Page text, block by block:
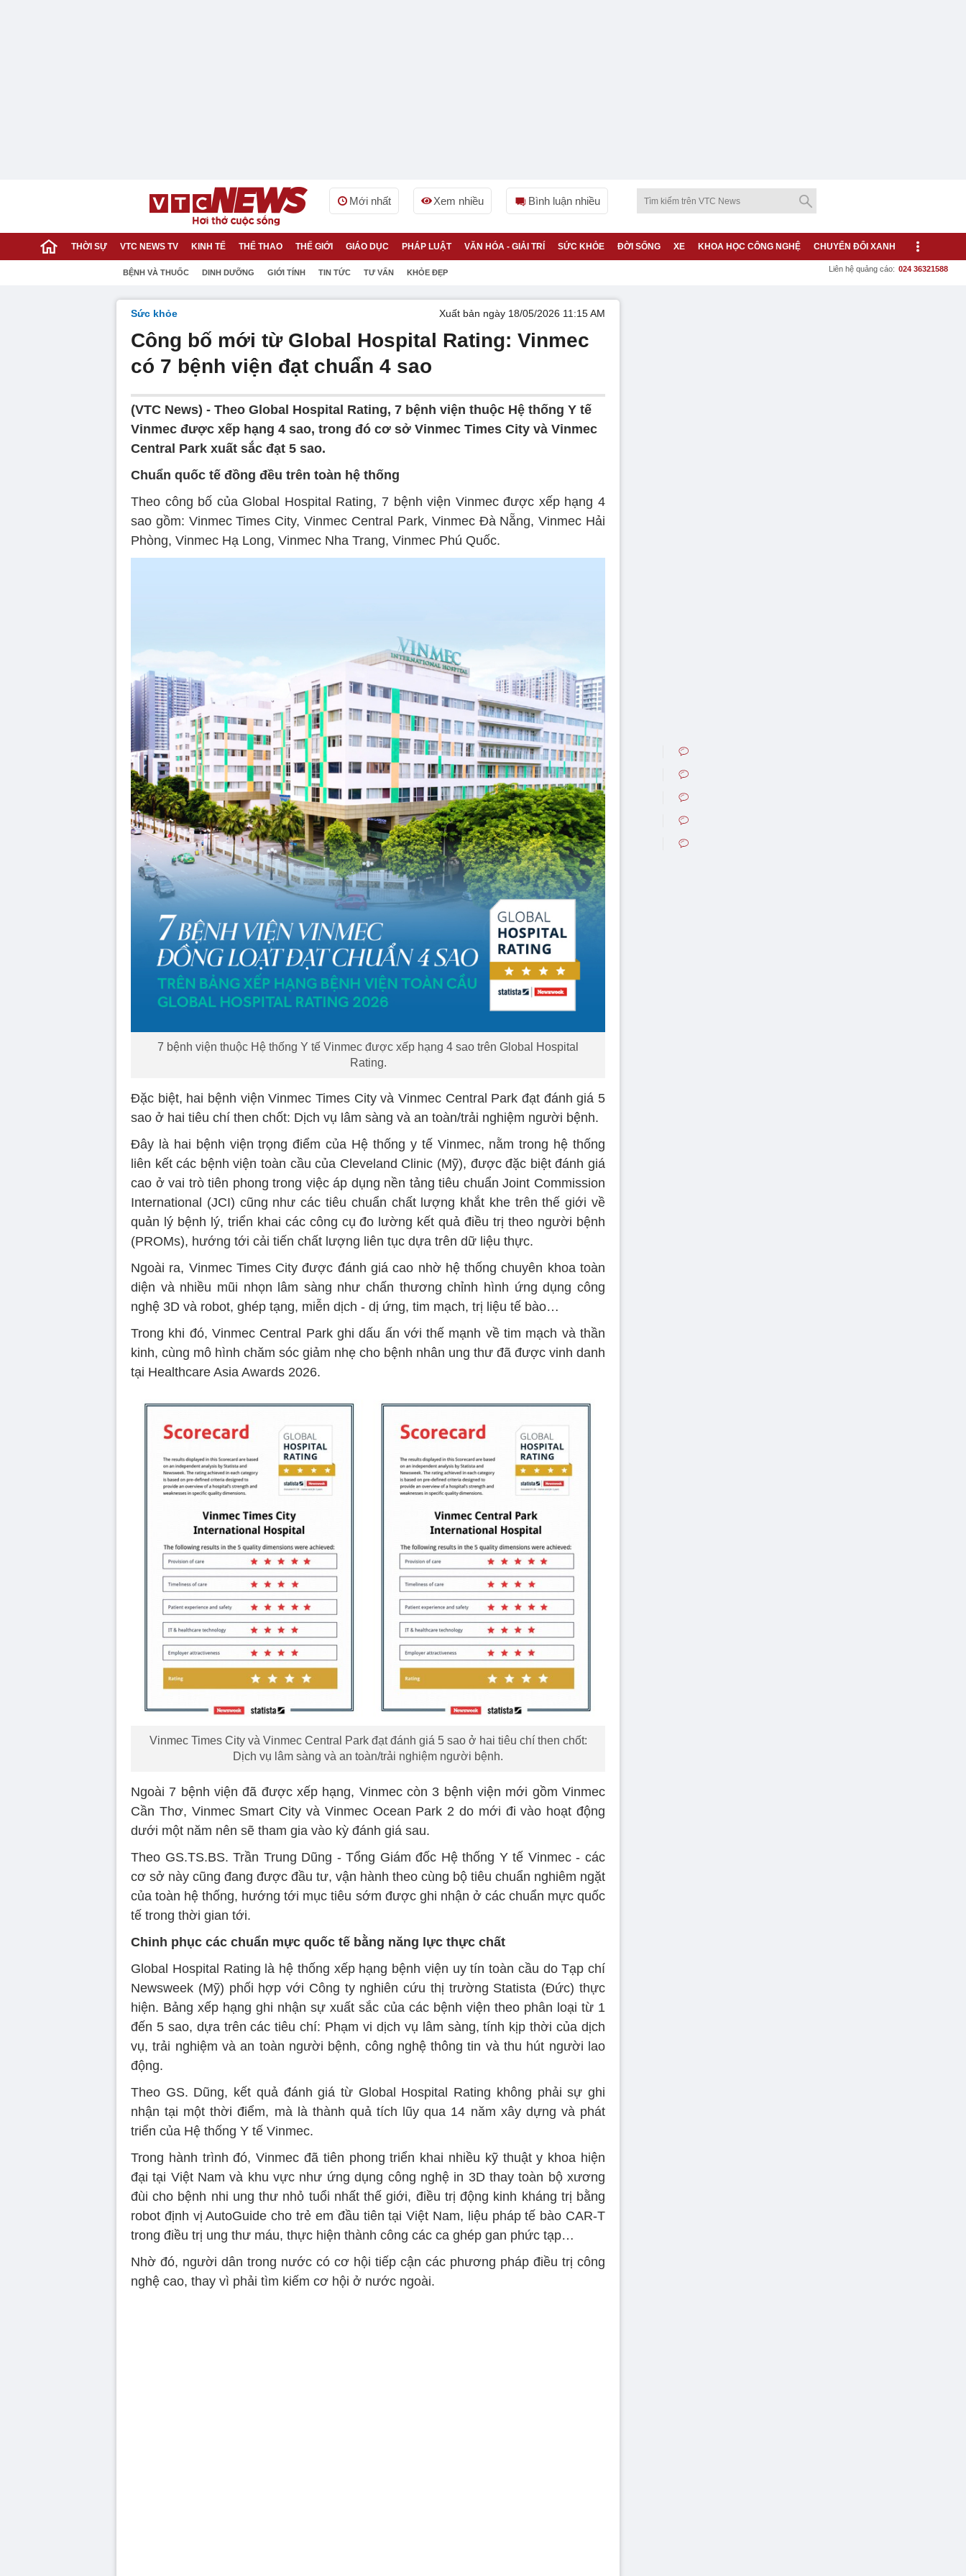
Mới nhất Xem nhiều Bình luận nhiều
THỜI SỰ VTC NEWS TV KINH TẾ THỂ THAO THẾ GIỚI GIÁO DỤC PHÁP LUẬT VĂN HÓA - GIẢI TRÍ SỨC KHỎE ĐỜI SỐNG XE KHOA HỌC CÔNG NGHỆ CHUYỂN ĐỔI XANH
BỆNH VÀ THUỐC DINH DƯỠNG GIỚI TÍNH TIN TỨC TƯ VẤN KHỎE ĐẸP Liên hệ quảng cáo: 024 36321588
Sức khỏe Xuất bản ngày 18/05/2026 11:15 AM
Công bố mới từ Global Hospital Rating: Vinmec
có 7 bệnh viện đạt chuẩn 4 sao
(VTC News) - Theo Global Hospital Rating, 7 bệnh viện thuộc Hệ thống Y tế
Vinmec được xếp hạng 4 sao, trong đó cơ sở Vinmec Times City và Vinmec
Central Park xuất sắc đạt 5 sao.
Chuẩn quốc tế đồng đều trên toàn hệ thống
Theo công bố của Global Hospital Rating, 7 bệnh viện Vinmec được xếp hạng 4
sao gồm: Vinmec Times City, Vinmec Central Park, Vinmec Đà Nẵng, Vinmec Hải
Phòng, Vinmec Hạ Long, Vinmec Nha Trang, Vinmec Phú Quốc.
7 bệnh viện thuộc Hệ thống Y tế Vinmec được xếp hạng 4 sao trên Global Hospital
Rating.
Đặc biệt, hai bệnh viện Vinmec Times City và Vinmec Central Park đạt đánh giá 5
sao ở hai tiêu chí then chốt: Dịch vụ lâm sàng và an toàn/trải nghiệm người bệnh.
Đây là hai bệnh viện trọng điểm của Hệ thống y tế Vinmec, nằm trong hệ thống
liên kết các bệnh viện toàn cầu của Cleveland Clinic (Mỹ), được đặc biệt đánh giá
cao ở vai trò tiên phong trong việc áp dụng nền tảng tiêu chuẩn Joint Commission
International (JCI) cũng như các tiêu chuẩn chất lượng khắt khe trên thế giới về
quản lý bệnh lý, triển khai các công cụ đo lường kết quả điều trị theo người bệnh
(PROMs), hướng tới cải tiến chất lượng liên tục dựa trên dữ liệu thực.
Ngoài ra, Vinmec Times City được đánh giá cao nhờ hệ thống chuyên khoa toàn
diện và nhiều mũi nhọn lâm sàng như chấn thương chỉnh hình ứng dụng công
nghệ 3D và robot, ghép tạng, miễn dịch - dị ứng, tim mạch, trị liệu tế bào…
Trong khi đó, Vinmec Central Park ghi dấu ấn với thế mạnh về tim mạch và thần
kinh, cùng mô hình chăm sóc giảm nhẹ cho bệnh nhân ung thư đã được vinh danh
tại Healthcare Asia Awards 2026.
Vinmec Times City và Vinmec Central Park đạt đánh giá 5 sao ở hai tiêu chí then chốt:
Dịch vụ lâm sàng và an toàn/trải nghiệm người bệnh.
Ngoài 7 bệnh viện đã được xếp hạng, Vinmec còn 3 bệnh viện mới gồm Vinmec
Cần Thơ, Vinmec Smart City và Vinmec Ocean Park 2 do mới đi vào hoạt động
dưới một năm nên sẽ tham gia vào kỳ đánh giá sau.
Theo GS.TS.BS. Trần Trung Dũng - Tổng Giám đốc Hệ thống Y tế Vinmec - các
cơ sở này cũng đang được đầu tư, vận hành theo cùng bộ tiêu chuẩn nghiêm ngặt
của toàn hệ thống, hướng tới mục tiêu sớm được ghi nhận ở các chuẩn mực quốc
tế trong thời gian tới.
Chinh phục các chuẩn mực quốc tế bằng năng lực thực chất
Global Hospital Rating là hệ thống xếp hạng bệnh viện uy tín toàn cầu do Tạp chí
Newsweek (Mỹ) phối hợp với Công ty nghiên cứu thị trường Statista (Đức) thực
hiện. Bảng xếp hạng ghi nhận sự xuất sắc của các bệnh viện theo phân loại từ 1
đến 5 sao, dựa trên các tiêu chí: Phạm vi dịch vụ lâm sàng, tính kịp thời của dịch
vụ, trải nghiệm và an toàn người bệnh, công nghệ thông tin và thu hút người lao
động.
Theo GS. Dũng, kết quả đánh giá từ Global Hospital Rating không phải sự ghi
nhận tại một thời điểm, mà là thành quả tích lũy qua 14 năm xây dựng và phát
triển của Hệ thống Y tế Vinmec.
Trong hành trình đó, Vinmec đã tiên phong triển khai nhiều kỹ thuật y khoa hiện
đại tại Việt Nam và khu vực như ứng dụng công nghệ in 3D thay toàn bộ xương
đùi cho bệnh nhi ung thư nhỏ tuổi nhất thế giới, điều trị động kinh kháng trị bằng
robot định vị AutoGuide cho trẻ em đầu tiên tại Việt Nam, liệu pháp tế bào CAR-T
trong điều trị ung thư máu, thực hiện thành công các ca ghép gan phức tạp…
Nhờ đó, người dân trong nước có cơ hội tiếp cận các phương pháp điều trị công
nghệ cao, thay vì phải tìm kiếm cơ hội ở nước ngoài.